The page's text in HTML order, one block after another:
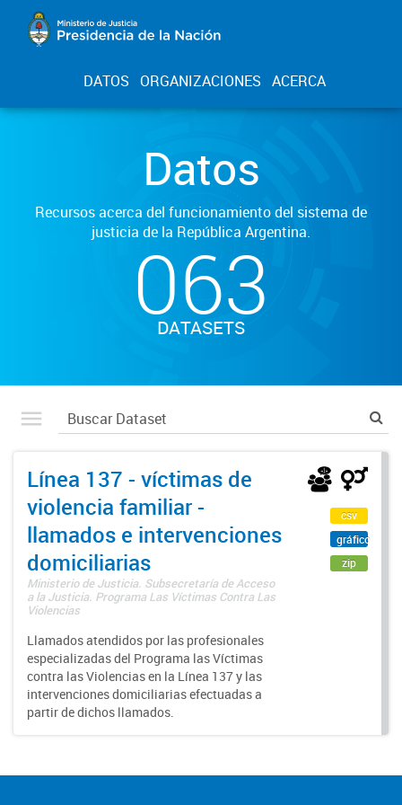
DATOS ORGANIZACIONES ACERCA
Datos
Recursos acerca del funcionamiento del sistema de
justicia de la República Argentina.
063
DATASETS
Línea 137 - víctimas de
violencia familiar -
llamados e intervenciones
domiciliarias
Ministerio de Justicia. Subsecretaría de Acceso
a la Justicia. Programa Las Víctimas Contra Las
Violencias
Llamados atendidos por las profesionales
especializadas del Programa las Víctimas
contra las Violencias en la Línea 137 y las
intervenciones domiciliarias efectuadas a
partir de dichos llamados.
csv
gráfico
zip